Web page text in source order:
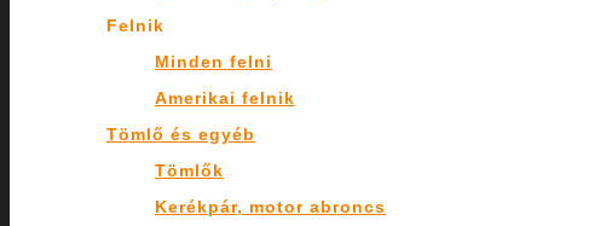
Felnik
Minden felni
Amerikai felnik
Tömlő és egyéb
Tömlők
Kerékpár, motor abroncs